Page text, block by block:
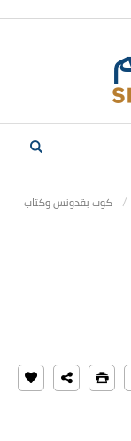
كوب بقدونس وكتاب